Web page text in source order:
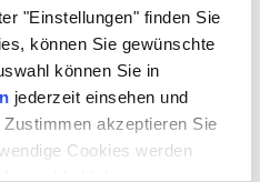
"Einstellungen" finden Sie
können Sie gewünschte
können Sie in
jederzeit einsehen und
akzeptieren Sie
Cookies werden
ablehnen.
des Musicals »Irma
war er als Keyboarder im
tätig. Es folgten Engagements als
deutschen Bühnen, so etwa für
an den
Horrorladen« in Aachen, »My
Hall, »Hair« an der Oper
Schlossfestspielen Neersen. Als